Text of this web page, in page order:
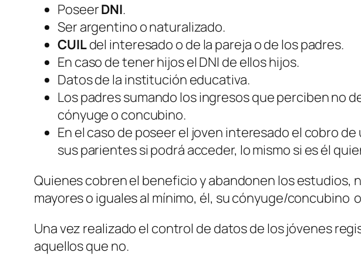
PoseerDNI.
Ser argentino o naturalizado.
CUILdel interesado o de la pareja o de los padres.
En caso de tener hijos el DNI de ellos hijos.
Datos de la institución educativa.
Los padres sumando los ingresos que perciben no
cónyuge o concubino.
En el caso de poseer el joven interesado el cobro
sus parientes si podrá acceder, lo mismo si es él
Quienes cobren el beneficio y abandonen los estudios,
mayores o iguales al mínimo, él, su cónyuge/
Una vez realizado el control de datos de los jóvenes
aquellos que no.